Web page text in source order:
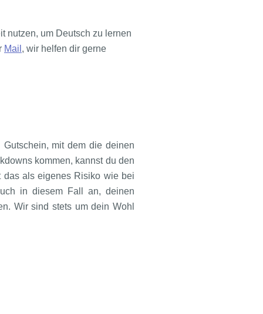
nutzen, um Deutsch zu lernen
Mail , wir helfen dir gerne
mit dem die deinen
kommen, kannst du den
das als eigenes Risiko wie bei
in diesem Fall an, deinen
Wir sind stets um dein Wohl